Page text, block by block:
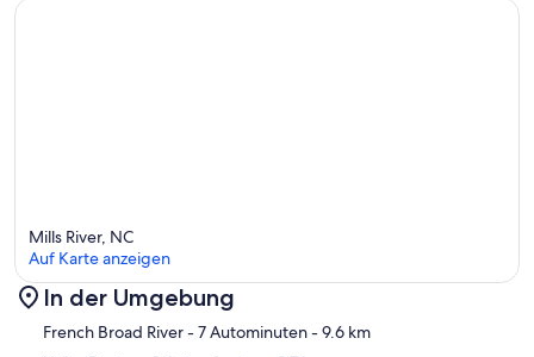
Karte
Mills River, NC
Auf Karte anzeigen
In der Umgebung
French Broad River- 7 Autominuten- 9.6 km